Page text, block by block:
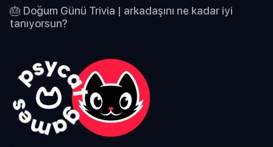
🎂 Doğum Günü Trivia | arkadaşını ne kadar iyi
tanıyorsun?